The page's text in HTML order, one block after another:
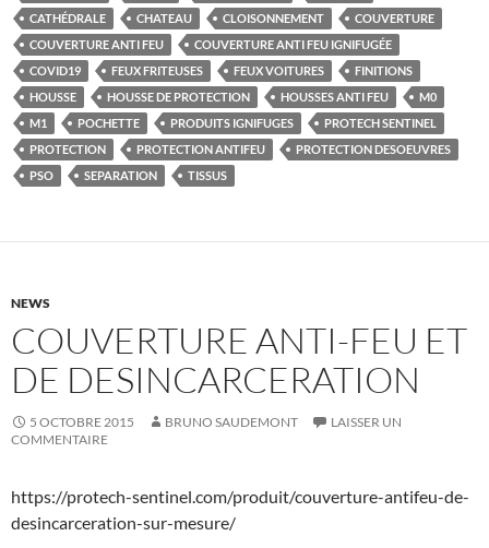
CATHÉDRALE
CHATEAU CLOISONNEMENT
COUVERTURE
COUVERTURE ANTI FEU
COUVERTURE ANTI FEU IGNIFUGÉE
COVID19
FEUX FRITEUSES FEUX VOITURES
FINITIONS
HOUSSE
HOUSSE DE PROTECTION HOUSSES ANTI FEU
M0
M1
POCHETTE PRODUITS IGNIFUGES
PROTECH SENTINEL
PROTECTION
PROTECTION ANTIFEU
PROTECTION DESOEUVRES
PSO
SEPARATION TISSUS
NEWS
COUVERTURE ANTI-FEU ET
DE DESINCARCERATION
5 OCTOBRE 2015 BRUNO SAUDEMONT
LAISSER UN
COMMENTAIRE
https://protech-sentinel.com/produit/couverture-antifeu-de-
desincarceration-sur-mesure/